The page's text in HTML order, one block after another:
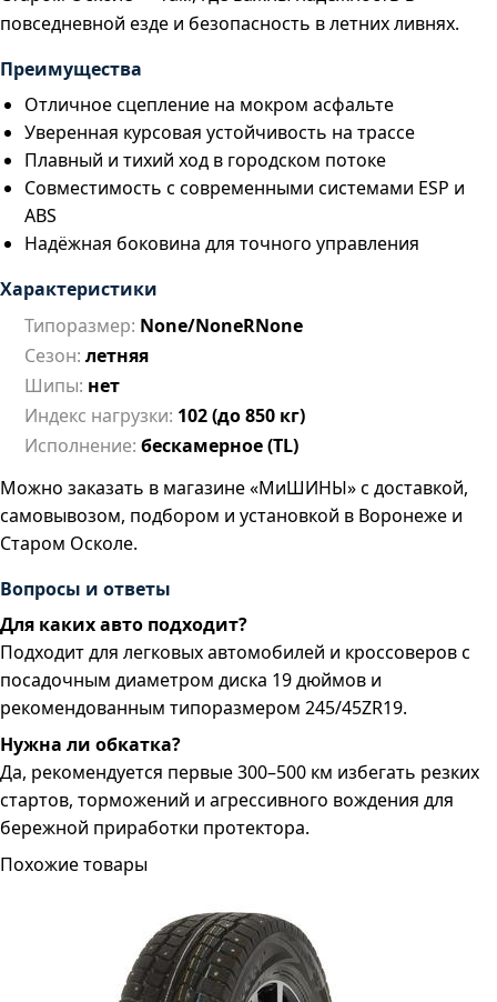
повседневной езде и безопасность в летних ливнях.
Преимущества
Отличное сцепление на мокром асфальте
Уверенная курсовая устойчивость на трассе
Плавный и тихий ход в городском потоке
Совместимость с современными системами ESP и
ABS
Надёжная боковина для точного управления
Характеристики
Типоразмер: None/NoneRNone
Сезон: летняя
Шипы: нет
Индекс нагрузки: 102 (до 850 кг)
Исполнение: бескамерное (TL)
Можно заказать в магазине «МиШИНЫ» с доставкой,
самовывозом, подбором и установкой в Воронеже и
Старом Осколе.
Вопросы и ответы
Для каких авто подходит?
Подходит для легковых автомобилей и кроссоверов с
посадочным диаметром диска 19 дюймов и
рекомендованным типоразмером 245/45ZR19.
Нужна ли обкатка?
Да, рекомендуется первые 300–500 км избегать резких
стартов, торможений и агрессивного вождения для
бережной приработки протектора.
Похожие товары